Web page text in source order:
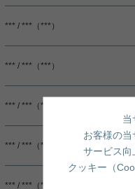
*** / ***（***）
*** / ***（***）
*** / ***（***）
*** / ***（***）
*** / ***（***）
当
お客様の当
サービス向
クッキー（